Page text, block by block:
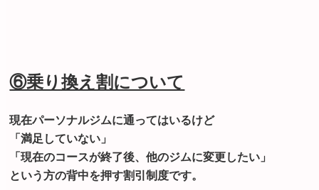
⑥乗り換え割について
現在パーソナルジムに通ってはいるけど
「満足していない」
「現在のコースが終了後、他のジムに変更したい」
という方の背中を押す割引制度です。